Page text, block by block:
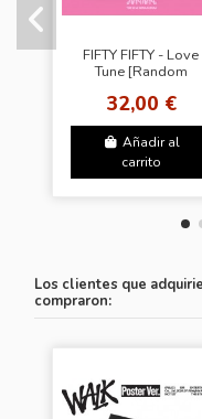
FIFTY FIFTY - Love
Tune [Random
32,00 €
Añadir al
carrito
Los clientes que
compraron: